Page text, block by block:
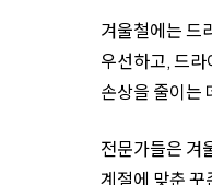
겨울철에는 드
우선하고, 드
손상을 줄이는
전문가들은 겨
계절에 맞춘 꾸